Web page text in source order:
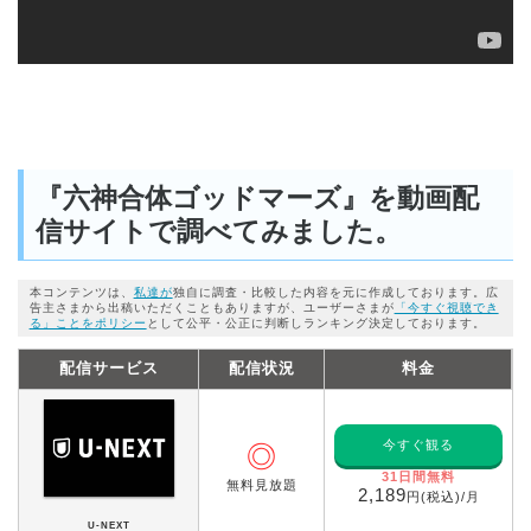
『六神合体ゴッドマーズ』を動画配
信サイトで調べてみました。
本コンテンツは、 私達が独自に調査・比較した内容を元に作成しております。広
告主さまから出稿いただくこともありますが、ユーザーさまが 「今すぐ視聴でき
る」ことをポリシー として公平・公正に判断しランキング決定しております。
配信サービス 配信状況 料金
U-NEXT
◎
無料見放題
今すぐ観る
31日間無料
2,189円(税込)/月